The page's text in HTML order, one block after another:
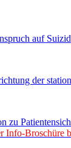
auf
der
zu
Info-Broschüre